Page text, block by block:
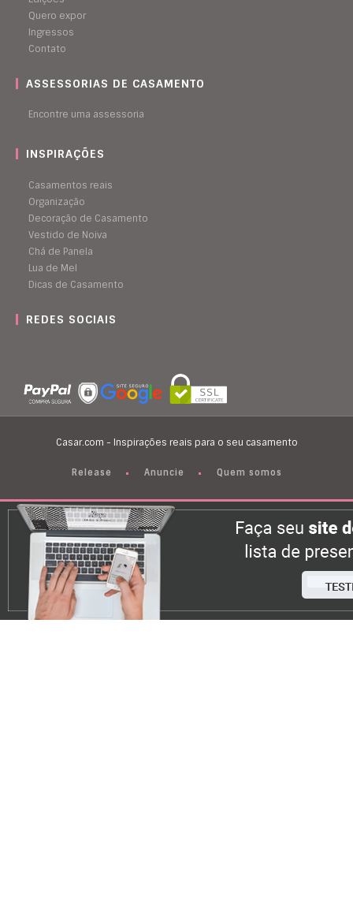
Quero expor
Ingressos
Contato
ASSESSORIAS DE CASAMENTO
Encontre uma assessoria
INSPIRAÇÕES
Casamentos reais
Organização
Decoração de Casamento
Vestido de Noiva
Chá de Panela
Lua de Mel
Dicas de Casamento
REDES SOCIAIS
Casar.com - Inspirações reais para o seu casamento
Release Anuncie Quem somos